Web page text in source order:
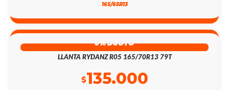
165/65R13
3% DSCTO
LLANTA RYDANZ R05 165/70R13 79T
$135.000